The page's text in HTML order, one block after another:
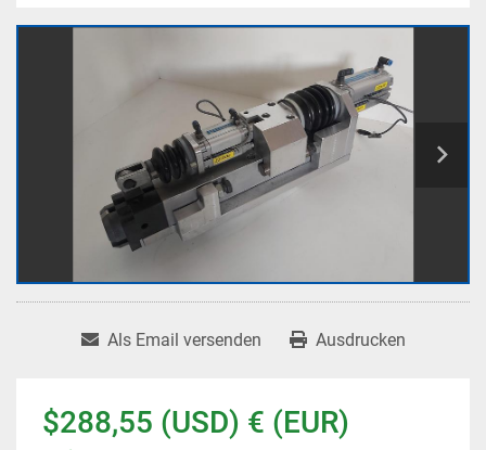
Als Email versenden Ausdrucken
$288,55 (USD) € (EUR)